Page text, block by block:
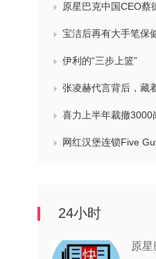
原星巴克中国CEO蔡德粦掌舵恒隆，百胜中国完成必胜客内地所有权
宝洁后再有大手笔保健品收购：麒麟超90亿拿下健美生，在华
伊利的“三步上篮”
张凌赫代言背后，藏着
喜力上半年裁撤3000岗位，太古可口可乐总裁说饮料品类增长态势良
网红汉堡连锁Five Guys创始人专访：都是5个儿子和妻子在
24小时
原